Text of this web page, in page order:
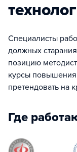
Специалисты
должных
позицию
курсы
претендовать на
Где